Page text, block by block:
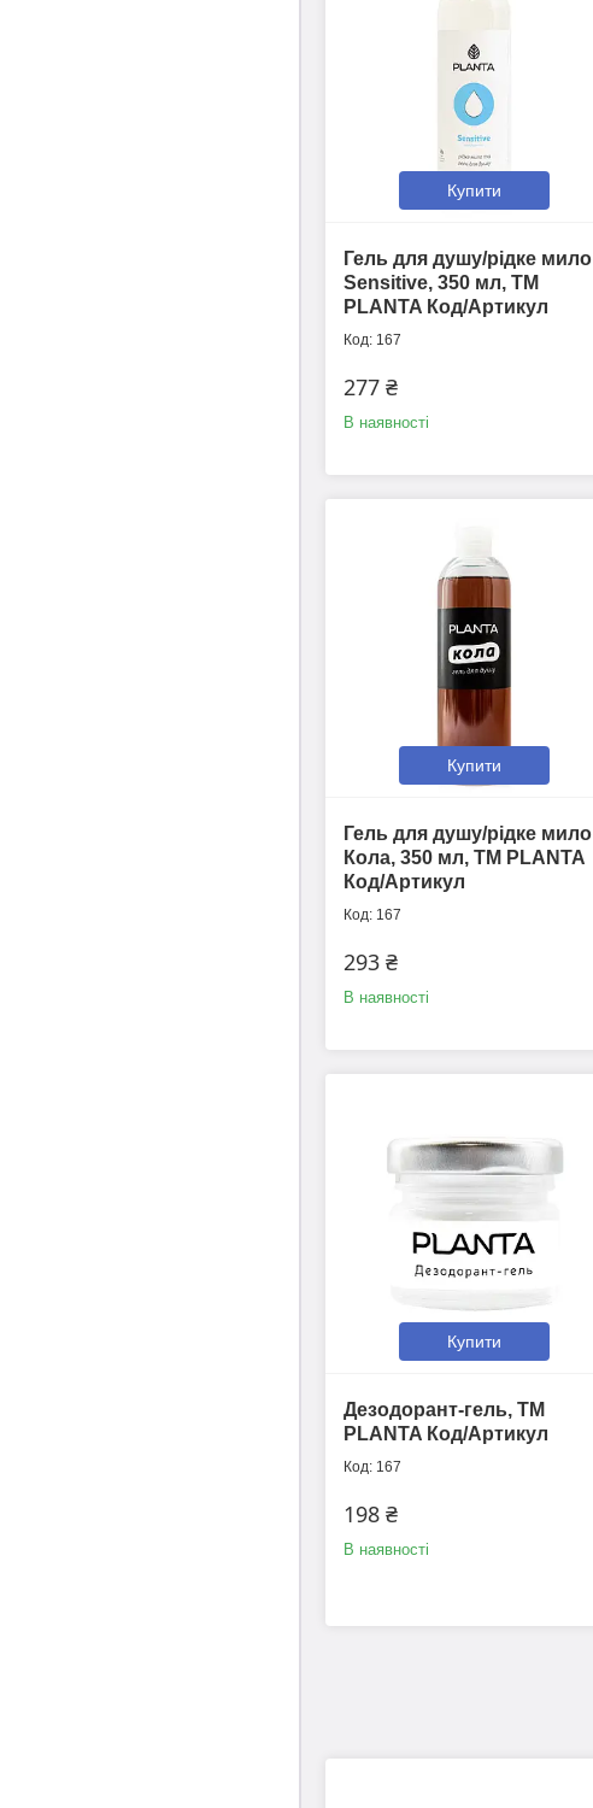
Купити
Гель для душу/рідке мило
Sensitive, 350 мл, ТМ
PLANTA Код/Артикул
167
277 ₴
В наявності
Купити
Гель для душу/рідке мило
Кола, 350 мл, ТМ PLANTA
Код/Артикул
167
293 ₴
В наявності
Купити
Дезодорант-гель, ТМ
PLANTA Код/Артикул
167
198 ₴
В наявності